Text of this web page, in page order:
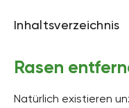
Inhaltsverzeichnis
Rasen
Natürlich existieren